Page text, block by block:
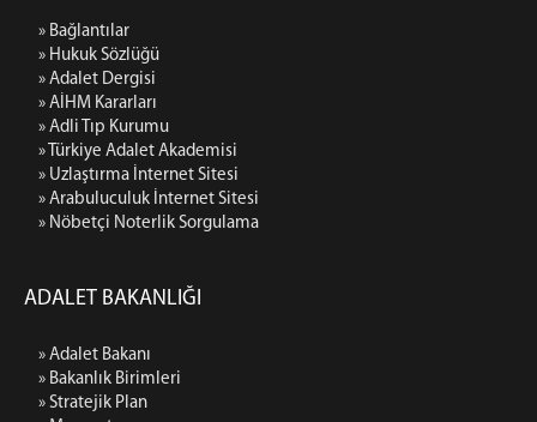
KOMİSYON
Adalet Komisyonu Başkanı
Adalet Komisyonu Üyesi
Mahkemeler
İCRA DAİRELERİ BŞK.
İcra Daireleri Başkanlığı
Bilgisi
İcra Daireleri
Ziyaret ve Etkinlikler
» Bağlantılar
» Hukuk Sözlüğü
» Adalet Dergisi
» AİHM Kararları
» Adli Tıp Kurumu
» Türkiye Adalet Akademisi
» Uzlaştırma İnternet Sitesi
» Arabuluculuk İnternet Sitesi
» Nöbetçi Noterlik Sorgulama
ADALET BAKANLIĞI
» Adalet Bakanı
» Bakanlık Birimleri
» Stratejik Plan